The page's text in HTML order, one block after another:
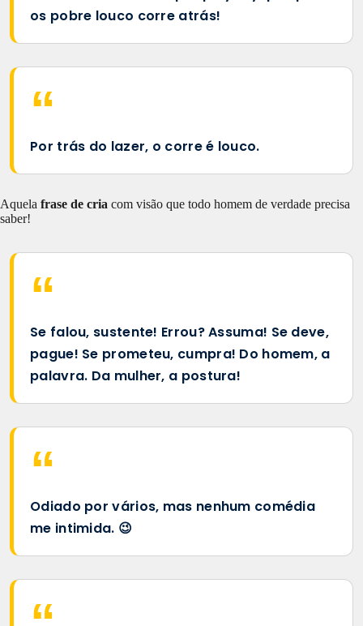
os pobre louco corre atrás!
Por trás do lazer, o corre é louco.
Aquela frase de cria com visão que todo homem de verdade precisa
saber!
Se falou, sustente! Errou? Assuma! Se deve,
pague! Se prometeu, cumpra! Do homem, a
palavra. Da mulher, a postura!
Odiado por vários, mas nenhum comédia
me intimida. 😉